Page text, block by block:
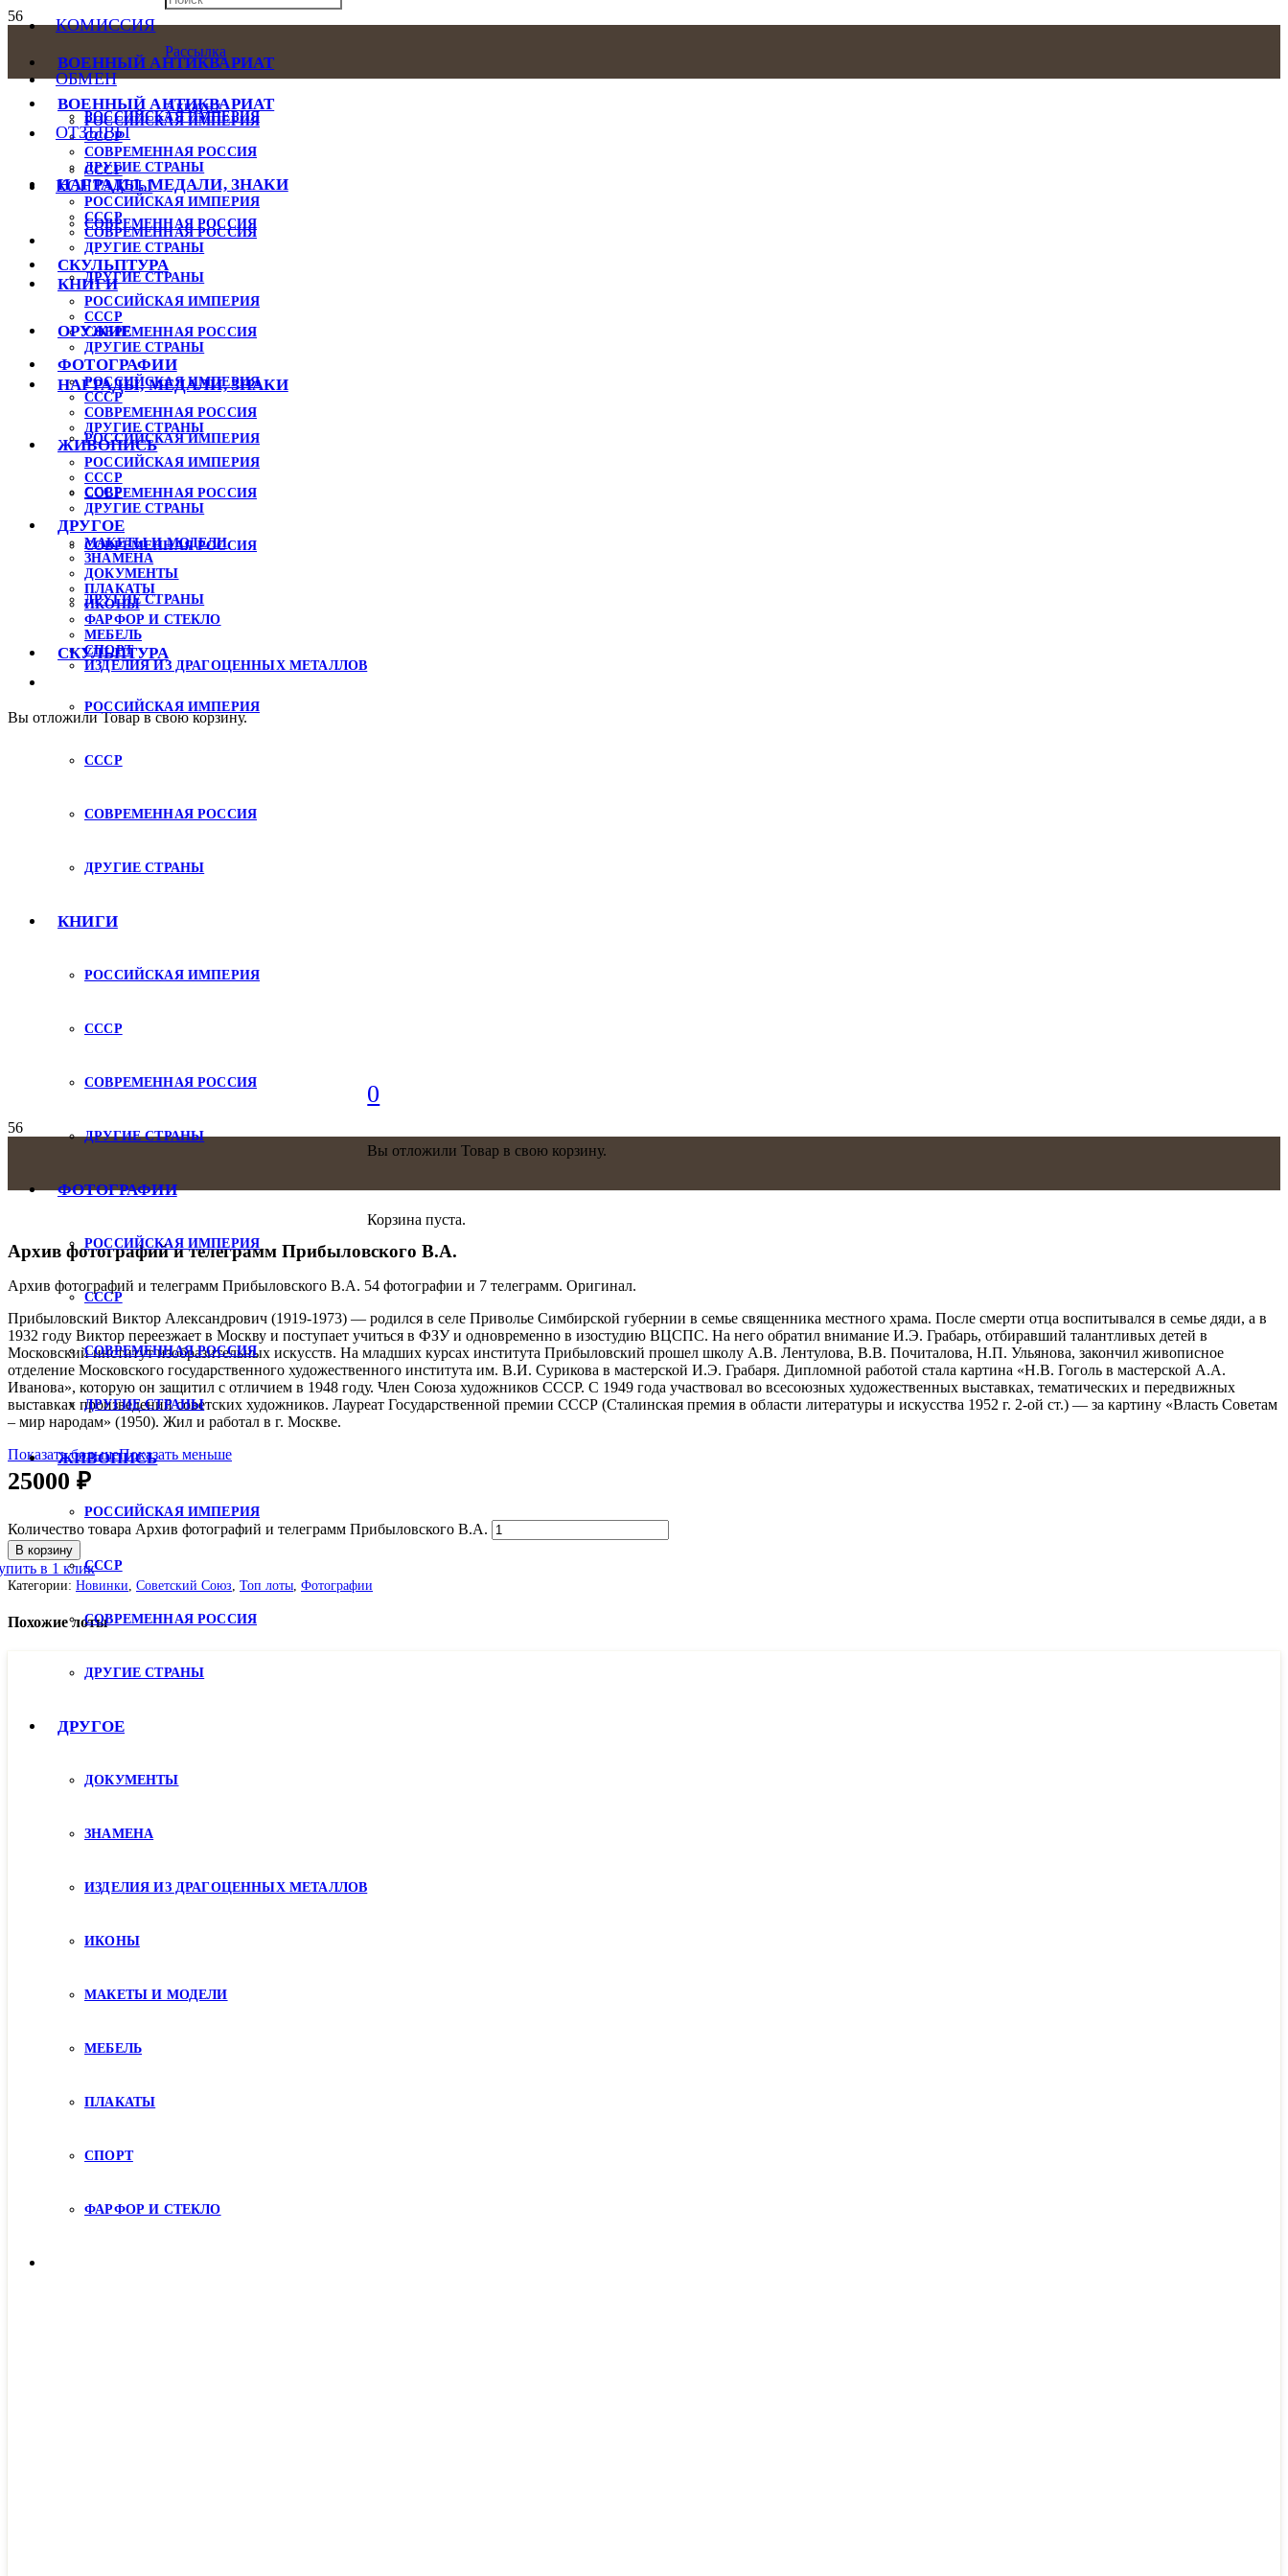
КОМИССИЯ
ОБМЕН
ОТЗЫВЫ
КОНТАКТЫ
Рассылка
Аккаунт
ВОЕННЫЙ АНТИКВАРИАТ
РОССИЙСКАЯ ИМПЕРИЯ
СССР
СОВРЕМЕННАЯ РОССИЯ
ДРУГИЕ СТРАНЫ
НАГРАДЫ, МЕДАЛИ, ЗНАКИ
РОССИЙСКАЯ ИМПЕРИЯ
СССР
СОВРЕМЕННАЯ РОССИЯ
ДРУГИЕ СТРАНЫ
СКУЛЬПТУРА
КНИГИ
РОССИЙСКАЯ ИМПЕРИЯ
СССР
СОВРЕМЕННАЯ РОССИЯ
ДРУГИЕ СТРАНЫ
ФОТОГРАФИИ
РОССИЙСКАЯ ИМПЕРИЯ
СССР
СОВРЕМЕННАЯ РОССИЯ
ДРУГИЕ СТРАНЫ
ЖИВОПИСЬ
РОССИЙСКАЯ ИМПЕРИЯ
СССР
СОВРЕМЕННАЯ РОССИЯ
ДРУГИЕ СТРАНЫ
ДРУГОЕ
МАКЕТЫ И МОДЕЛИ
ЗНАМЕНА
ДОКУМЕНТЫ
ПЛАКАТЫ
ИКОНЫ
ФАРФОР И СТЕКЛО
МЕБЕЛЬ
СПОРТ
ИЗДЕЛИЯ ИЗ ДРАГОЦЕННЫХ МЕТАЛЛОВ
Вы отложилиТоварв свою корзину.
ВОЕННЫЙ АНТИКВАРИАТ
РОССИЙСКАЯ ИМПЕРИЯ
СССР
СОВРЕМЕННАЯ РОССИЯ
ДРУГИЕ СТРАНЫ
ОРУЖИЕ
НАГРАДЫ, МЕДАЛИ, ЗНАКИ
РОССИЙСКАЯ ИМПЕРИЯ
СССР
СОВРЕМЕННАЯ РОССИЯ
ДРУГИЕ СТРАНЫ
СКУЛЬПТУРА
РОССИЙСКАЯ ИМПЕРИЯ
СССР
СОВРЕМЕННАЯ РОССИЯ
ДРУГИЕ СТРАНЫ
КНИГИ
РОССИЙСКАЯ ИМПЕРИЯ
СССР
СОВРЕМЕННАЯ РОССИЯ
ДРУГИЕ СТРАНЫ
ФОТОГРАФИИ
РОССИЙСКАЯ ИМПЕРИЯ
СССР
СОВРЕМЕННАЯ РОССИЯ
ДРУГИЕ СТРАНЫ
ЖИВОПИСЬ
РОССИЙСКАЯ ИМПЕРИЯ
СССР
СОВРЕМЕННАЯ РОССИЯ
ДРУГИЕ СТРАНЫ
ДРУГОЕ
ДОКУМЕНТЫ
ЗНАМЕНА
ИЗДЕЛИЯ ИЗ ДРАГОЦЕННЫХ МЕТАЛЛОВ
ИКОНЫ
МАКЕТЫ И МОДЕЛИ
МЕБЕЛЬ
ПЛАКАТЫ
СПОРТ
ФАРФОР И СТЕКЛО
0
Вы отложилиТовар в свою корзину.
Корзина пуста.
Архив фотографий и телеграмм Прибыловского В.А.
Архив фотографий и телеграмм Прибыловского В.А. 54 фотографии и 7 телеграмм. Оригинал.
Прибыловский Виктор Александрович (1919-1973) — родился в селе Приволье Симбирской губернии в семье священника местного храма. После смерти отца воспитывался в семье дяди, а в
1932 году Виктор переезжает в Москву и поступает учиться в ФЗУ и одновременно в изостудию ВЦСПС. На него обратил внимание И.Э. Грабарь, отбиравший талантливых детей в
Московский институт изобразительных искусств. На младших курсах института Прибыловский прошел школу А.В. Лентулова, В.В. Почиталова, Н.П. Ульянова, закончил живописное
отделение Московского государственного художественного института им. В.И. Сурикова в мастерской И.Э. Грабаря. Дипломной работой стала картина «Н.В. Гоголь в мастерской А.А.
Иванова», которую он защитил с отличием в 1948 году. Член Союза художников СССР. С 1949 года участвовал во всесоюзных художественных выставках, тематических и передвижных
выставках произведений советских художников. Лауреат Государственной премии СССР (Сталинская премия в области литературы и искусства 1952 г. 2-ой ст.) — за картину «Власть Советам
– мир народам» (1950). Жил и работал в г. Москве.
Показать большеПоказать меньше
25000 ₽
Количество товара Архив фотографий и телеграмм Прибыловского В.А.
В корзину
в 1 клик
Категории: Новинки Советский Союз Топ лоты Фотографии
Похожие лоты